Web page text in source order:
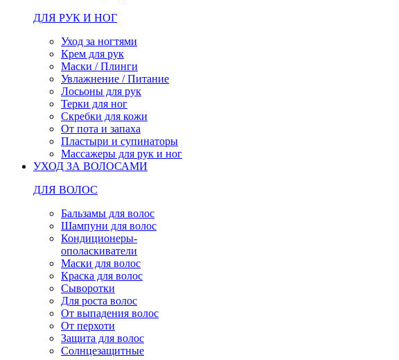
ДЛЯ РУК И НОГ
Уход за ногтями
Крем для рук
Маски / Плинги
Увлажнение / Питание
Лосьоны для рук
Терки для ног
Скребки для кожи
От пота и запаха
Пластыри и супинаторы
Массажеры для рук и ног
УХОД ЗА ВОЛОСАМИ
ДЛЯ ВОЛОС
Бальзамы для волос
Шампуни для волос
Кондиционеры-
ополаскиватели
Маски для волос
Краска для волос
Сыворотки
Для роста волос
От выпадения волос
От перхоти
Защита для волос
Солнцезащитные